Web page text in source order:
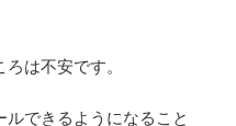
は不安です。
できるようになること